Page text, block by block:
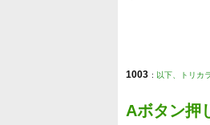
1003 : 以下、トリカ
Aボタン押